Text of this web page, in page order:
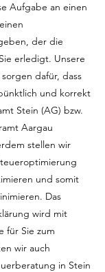
Aufgabe an einen
der die
erledigt. Unsere
dafür, dass
und korrekt
Stein (AG) bzw.
Aargau
stellen wir
und somit
Das
wird mit
für Sie zum
wir auch
in Stein